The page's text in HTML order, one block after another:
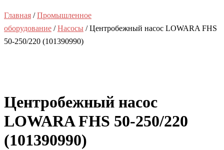
Главная /Промышленное
оборудование /Насосы / Центробежный насос LOWARA FHS
50-250/220 (101390990)
Центробежный насос
LOWARA FHS 50-250/220
(101390990)